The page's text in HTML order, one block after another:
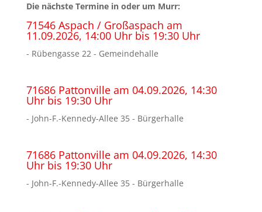
Die nächste Termine in oder um Murr:
71546 Aspach / Großaspach am
11.09.2026, 14:00 Uhr bis 19:30 Uhr
- Rübengasse 22 - Gemeindehalle
71686 Pattonville am 04.09.2026, 14:30
Uhr bis 19:30 Uhr
- John-F.-Kennedy-Allee 35 - Bürgerhalle
71686 Pattonville am 04.09.2026, 14:30
Uhr bis 19:30 Uhr
- John-F.-Kennedy-Allee 35 - Bürgerhalle